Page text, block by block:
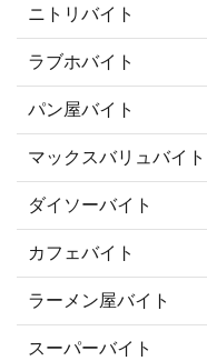
ニトリバイト
ラブホバイト
パン屋バイト
マックスバリュバイト
ダイソーバイト
カフェバイト
ラーメン屋バイト
スーパーバイト